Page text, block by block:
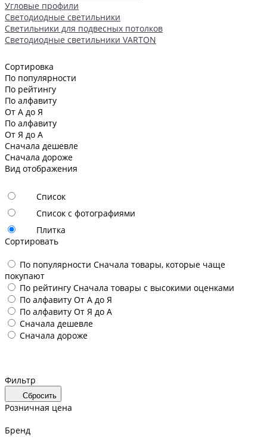
Угловые профили
Светодиодные светильники
Светильники для подвесных потолков
Светодиодные светильники VARTON
Сортировка
По популярности
По рейтингу
По алфавиту
От А до Я
По алфавиту
От Я до А
Сначала дешевле
Сначала дороже
Вид отображения
Список
Список с фотографиями
Плитка
Сортировать
По популярности Сначала товары, которые чаще
покупают
По рейтингу Сначала товары с высокими оценками
По алфавиту От А до Я
По алфавиту От Я до А
Сначала дешевле
Сначала дороже
Фильтр
Сбросить
Розничная цена
Бренд